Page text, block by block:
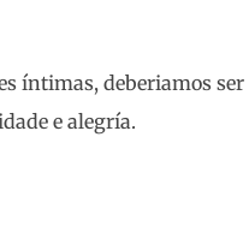
íntimas, deberiamos ser
e alegría.